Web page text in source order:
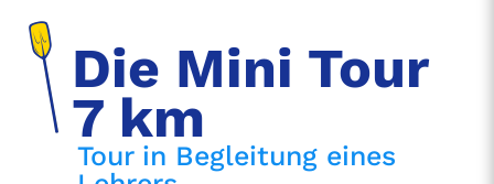
Die Mini Tour
7 km
Tour in Begleitung eines